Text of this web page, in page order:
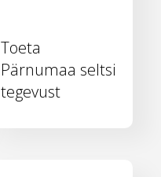
Toeta
Pärnumaa seltsi
tegevust